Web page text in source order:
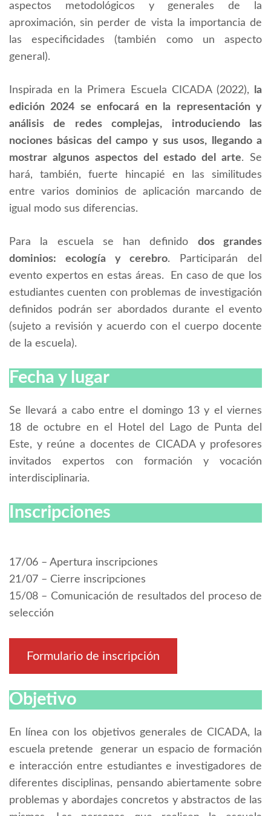
aspectos metodológicos y generales de la
aproximación, sin perder de vista la importancia de
las especificidades (también como un aspecto
general).
Inspirada en la Primera Escuela CICADA (2022),
la
edición 2024 se enfocará en la representación y
análisis de redes complejas, introduciendo las
nociones básicas del campo y sus usos, llegando a
mostrar algunos aspectos del estado del arte. Se
hará, también, fuerte hincapié en las similitudes
entre varios dominios de aplicación marcando de
igual modo sus diferencias.
Para la escuela se han definido dos grandes
dominios: ecología y cerebro. Participarán del
evento expertos en estas áreas. En caso de que los
estudiantes cuenten con problemas de investigación
definidos podrán ser abordados durante el evento
(sujeto a revisión y acuerdo con el cuerpo docente
de la escuela).
Fecha y lugar
Se llevará a cabo entre el domingo 13 y el viernes
18 de octubre en el Hotel del Lago de Punta del
Este, y reúne a docentes de CICADA y profesores
invitados expertos con formación y vocación
interdisciplinaria.
Inscripciones
17/06 – Apertura inscripciones
21/07 – Cierre inscripciones
15/08 – Comunicación de resultados del proceso de
selección
Formulario de inscripción
Objetivo
En línea con los objetivos generales de CICADA, la
escuela pretende generar un espacio de formación
e interacción entre estudiantes e investigadores de
diferentes disciplinas, pensando abiertamente sobre
problemas y abordajes concretos y abstractos de las